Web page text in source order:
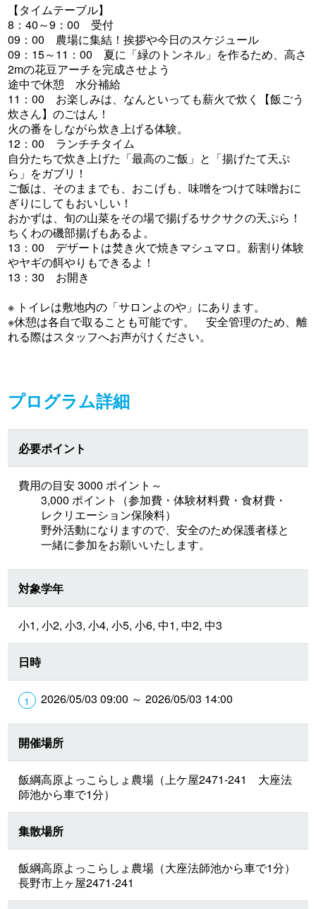
【タイムテーブル】
8：40～9：00 受付
09：00 農場に集結！挨拶や今日のスケジュール
09：15～11：00 夏に「緑のトンネル」を作るため、高さ
2mの花豆アーチを完成させよう
途中で休憩 水分補給
11：00 お楽しみは、なんといっても薪火で炊く【飯ごう
炊さん】のごはん！
火の番をしながら炊き上げる体験。
12：00 ランチチタイム
自分たちで炊き上げた「最高のご飯」と「揚げたて天ぷ
ら」をガブリ！
ご飯は、そのままでも、おこげも、味噌をつけて味噌おに
ぎりにしてもおいしい！
おかずは、旬の山菜をその場で揚げるサクサクの天ぷら！
ちくわの磯部揚げもあるよ。
13：00 デザートは焚き火で焼きマシュマロ。薪割り体験
やヤギの餌やりもできるよ！
13：30 お開き
※ トイレは敷地内の「サロンよのや」にあります。
※休憩は各自で取ることも可能です。 安全管理のため、離
れる際はスタッフへお声がけください。
プログラム詳細
必要ポイント
費用の目安 3000 ポイント～
3,000 ポイント（参加費・体験材料費・食材費・
レクリエーション保険料）
野外活動になりますので、安全のため保護者様と
一緒に参加をお願いいたします。
対象学年
小1, 小2, 小3, 小4, 小5, 小6, 中1, 中2, 中3
日時
2026/05/03 09:00 ～ 2026/05/03 14:00
開催場所
飯綱高原よっこらしょ農場（上ケ屋2471-241 大座法
師池から車で1分）
集散場所
飯綱高原よっこらしょ農場（大座法師池から車で1分）
長野市上ヶ屋2471-241